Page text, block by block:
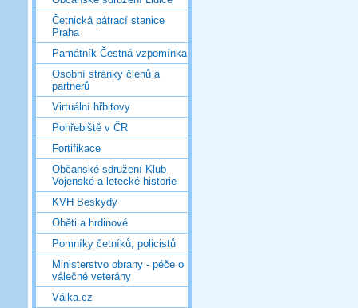
Četnická pátrací stanice
Praha
Památník Čestná vzpomínka
Osobní stránky členů a
partnerů
Virtuální hřbitovy
Pohřebiště v ČR
Fortifikace
Občanské sdružení Klub
Vojenské a letecké historie
KVH Beskydy
Oběti a hrdinové
Pomníky četníků, policistů
Ministerstvo obrany - péče o
válečné veterány
Válka.cz